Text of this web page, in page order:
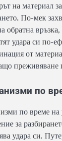
на материал
По-мек
обратна
удара си по-
от
преживяване
по
по време на
за
удара си.